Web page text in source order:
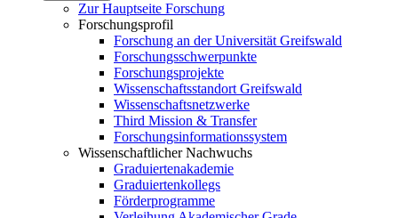
Zur Hauptseite Forschung
Forschungsprofil
Forschung an der Universität Greifswald
Forschungsschwerpunkte
Forschungsprojekte
Wissenschaftsstandort Greifswald
Wissenschaftsnetzwerke
Third Mission & Transfer
Forschungsinformationssystem
Wissenschaftlicher Nachwuchs
Graduiertenakademie
Graduiertenkollegs
Förderprogramme